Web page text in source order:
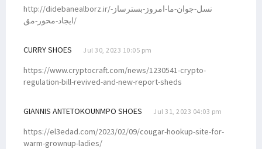
http://didebanealborz.ir/نسل-جوان-ما-امروز-بسترساز-
ایجاد-محور-مق/
CURRY SHOES Jul 30, 2023 10:05 pm
https://www.cryptocraft.com/news/1230541-crypto-
regulation-bill-revived-and-new-report-sheds
GIANNIS ANTETOKOUNMPO SHOES Jul 31, 2023 04:03 pm
https://el3edad.com/2023/02/09/cougar-hookup-site-for-
warm-grownup-ladies/